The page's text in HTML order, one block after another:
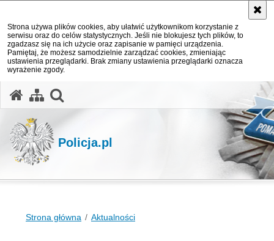
Strona używa plików cookies, aby ułatwić użytkownikom korzystanie z
serwisu oraz do celów statystycznych. Jeśli nie blokujesz tych plików, to
zgadzasz się na ich użycie oraz zapisanie w pamięci urządzenia.
Pamiętaj, że możesz samodzielnie zarządzać cookies, zmieniając
ustawienia przeglądarki. Brak zmiany ustawienia przeglądarki oznacza
wyrażenie zgody.
Policja.pl
Strona główna Aktualności